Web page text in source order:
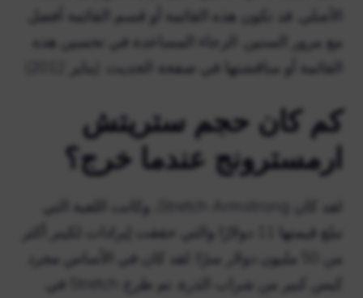
الأصلي. قد تكون هذه القائمة أو قسم القائمة أفضل
مع مرور السنين. الرجاء المساعدة في تحسين هذه
القائمة أو مناقشتها في صفحة الحديث. (يناير 2012)
كم كان حجم ستريتش
ارمسترونج عندما خرج؟
لقد كان Stretch Armstrong، وكانت اللعبة التي
تبلغ قيمتها 11 دولارًا والتي حققت إيرادات لكينر أكثر
من 50 مليون دولار سرًا: لقد كان في الأساس مجرد
كيس كبير من شراب الذرة. تم طرح Stretch في